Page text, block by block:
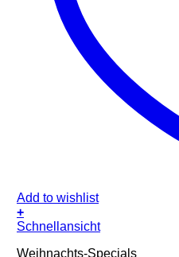
Add to wishlist
+
Schnellansicht
Weihnachts-Specials